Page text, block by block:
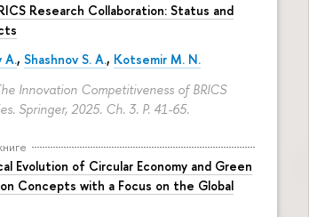
Research Collaboration: Status and
A., Shashnov S. A., Kotsemir M. N.
Innovation Competitiveness of BRICS
Springer, 2025. Ch. 3. P. 41-65.
Evolution of Circular Economy and Green
Concepts with a Focus on the Global